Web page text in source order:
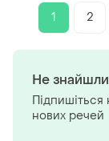
1 2
Не
нових речей